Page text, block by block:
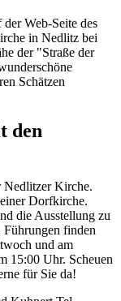
Web-Seite des
in Nedlitz bei
der "Straße der
Schätzen
den
Nedlitzer Kirche.
Dorfkirche.
die Ausstellung zu
finden
und am
15:00 Uhr. Scheuen
für Sie da!